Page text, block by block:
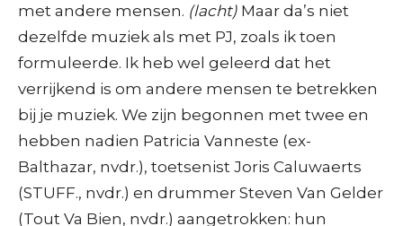
met andere mensen. (lacht) Maar da’s niet
dezelfde muziek als met PJ, zoals ik toen
formuleerde. Ik heb wel geleerd dat het
verrijkend is om andere mensen te betrekken
bij je muziek. We zijn begonnen met twee en
hebben nadien Patricia Vanneste (ex-
Balthazar, nvdr.), toetsenist Joris Caluwaerts
(STUFF., nvdr.) en drummer Steven Van Gelder
(Tout Va Bien, nvdr.) aangetrokken: hun